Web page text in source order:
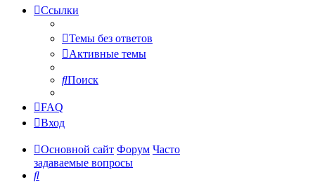
Ссылки
Темы без ответов
Активные темы
Поиск
FAQ
Вход
Основной сайт Форум Часто
задаваемые вопросы
Поиск